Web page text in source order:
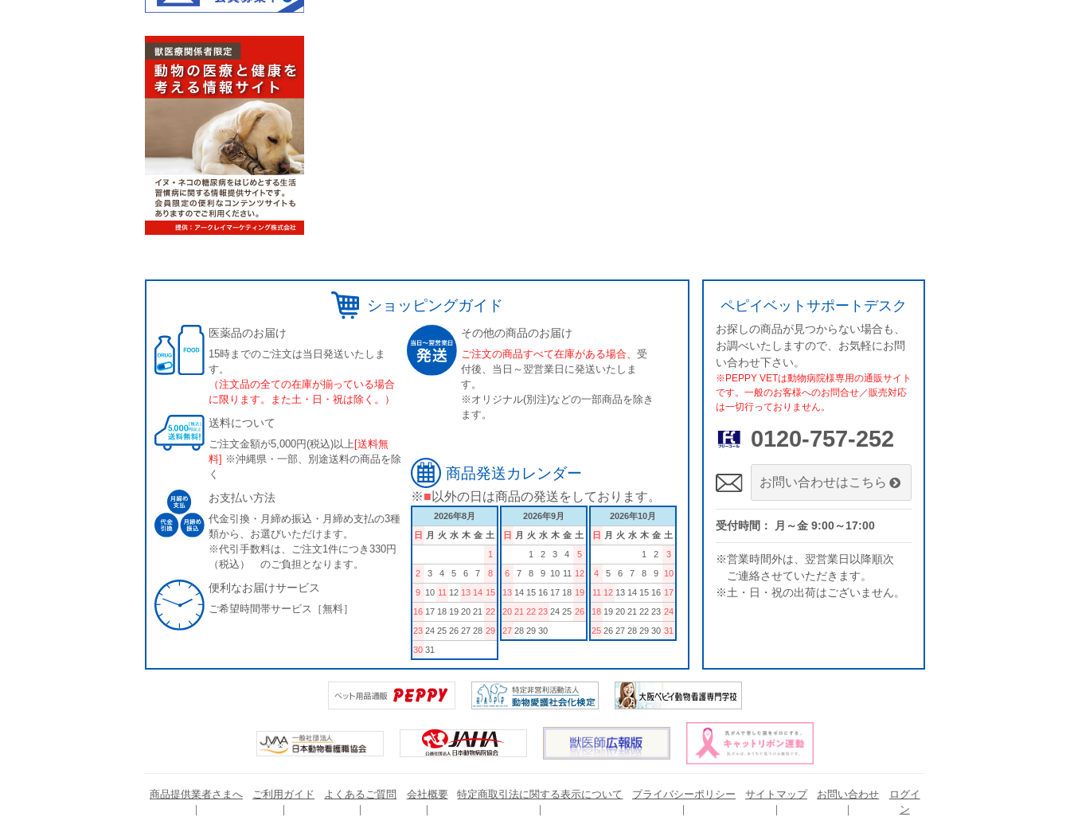
ショッピングガイド
医薬品のお届け
15時までのご注文は当日発送いたしま
す。
（注文品の全ての在庫が揃っている場合
に限ります。また土・日・祝は除く。）
送料について
ご注文金額が5,000円(税込)以上 [送料無
料] ※沖縄県・一部、別途送料の商品を除
く
お支払い方法
代金引換・月締め振込・月締め支払の3種
類から、お選びいただけます。
※代引手数料は、ご注文1件につき330円
（税込） のご負担となります。
便利なお届けサービス
ご希望時間帯サービス［無料］
その他の商品のお届け
ご注文の商品すべて在庫がある場合、 受
付後、当日～翌営業日に発送いたしま
す。
※オリジナル(別注)などの一部商品を除き
ます。
商品発送カレンダー
※■以外の日は商品の発送をしております。
2026年8月
日 月 火 水 木 金 土
1
2
3 4 5 6 7
8
9 10 11 12 13 14 15
16 17 18 19 20 21 22
23 24 25 26 27 28 29
30 31
2026年9月
日 月 火 水 木 金 土
1
2 3 4
5
6
7 8 9 10 11 12
13 14 15 16 17 18 19
20 21 22 23 24 25 26
27 28 29 30
2026年10月
日 月 火 水 木 金 土
1
2
3
4
5 6 7 8 9
10
11 12 13 14 15 16 17
18 19 20 21 22 23 24
25 26 27 28 29 30 31
ペピイベットサポートデスク
お探しの商品が見つからない場合も、
お調べいたしますので、お気軽にお問
い合わせ下さい。
※PEPPY VETは動物病院様専用の通販サイト
です。一般のお客様へのお問合せ／販売対応
は一切行っておりません。
0120-757-252
お問い合わせはこちら
受付時間： 月～金 9:00～17:00
※営業時間外は、翌営業日以降順次
ご連絡させていただきます。
※土・日・祝の出荷はございません。
商品提供業者さまへ ご利用ガイド よくあるご質問 会社概要 特定商取引法に関する表示について プライバシーポリシー サイトマップ お問い合わせ
ログイ
ン